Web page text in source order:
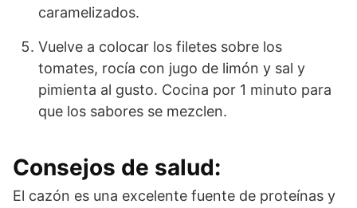
caramelizados.
Vuelve a colocar los filetes sobre los
tomates, rocía con jugo de limón y sal y
pimienta al gusto. Cocina por 1 minuto para
que los sabores se mezclen.
Consejos de salud:
El cazón es una excelente fuente de proteínas y